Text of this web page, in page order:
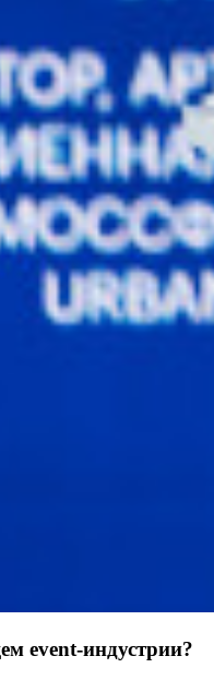
event-индустрии?